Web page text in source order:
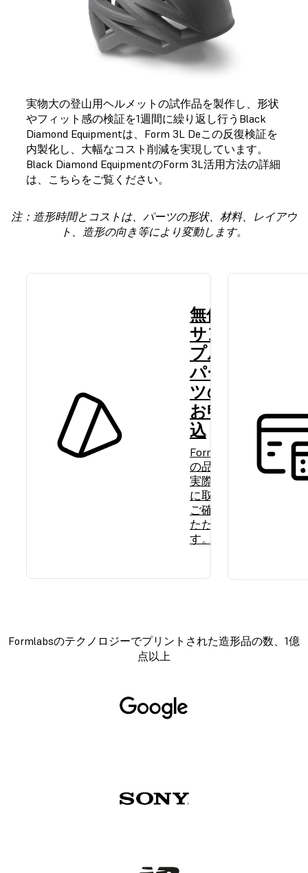
実物大の登山用ヘルメットの試作品を製作し、形状
やフィット感の検証を1週間に繰り返し行うBlack
Diamond Equipmentは、Form 3L Deこの反復検証を
内製化し、大幅なコスト削減を実現しています。
Black Diamond EquipmentのForm 3L活用方法の詳細
は、こちらをご覧ください。
注：造形時間とコストは、パーツの形状、材料、レイアウ
ト、造形の向き等により変動します。
無償
サン
プル
パー
ツの
お申
込
Formlabs
の品質を
実際に手
に取って
ご確認い
ただけま
す。
Formlabsのテクノロジーでプリントされた造形品の数、1億
点以上